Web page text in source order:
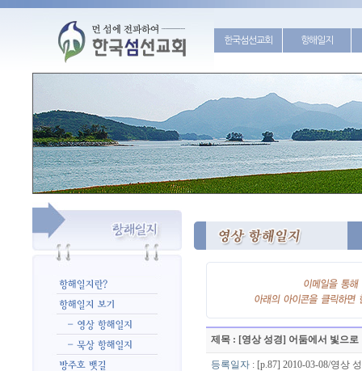
한국섬선교회 항해일지
제목 : [영상 성경] 어둠에서 빛으로
등록일자 : [p.87] 2010-03-08/영